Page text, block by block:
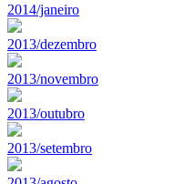
2014/janeiro
2013/dezembro
2013/novembro
2013/outubro
2013/setembro